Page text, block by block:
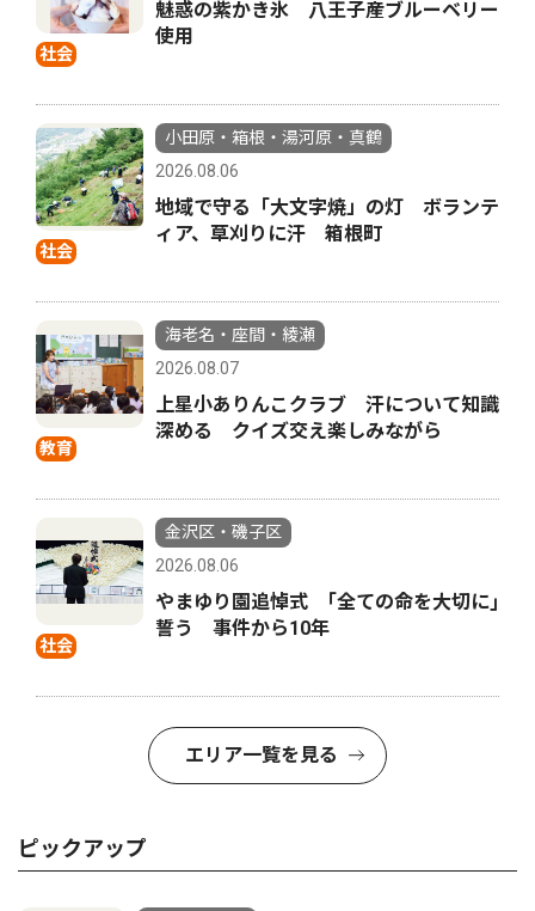
社会
魅惑の紫かき氷 八王子産ブルーベリー
使用
社会
小田原・箱根・湯河原・真鶴
2026.08.06
地域で守る「大文字焼」の灯 ボランテ
ィア、草刈りに汗 箱根町
教育
海老名・座間・綾瀬
2026.08.07
上星小ありんこクラブ 汗について知識
深める クイズ交え楽しみながら
社会
金沢区・磯子区
2026.08.06
やまゆり園追悼式 ｢全ての命を大切に｣
誓う 事件から10年
エリア一覧を見る
ピックアップ